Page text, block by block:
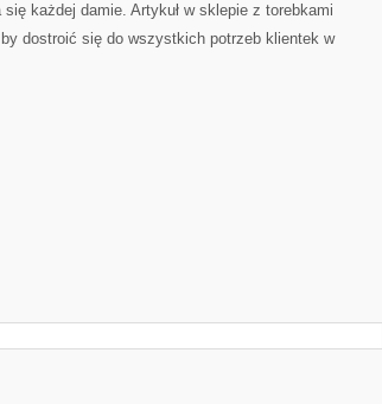
każdej damie. Artykuł w sklepie z torebkami
dostroić się do wszystkich potrzeb klientek w